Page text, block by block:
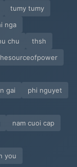
tumy tumy
nga
chu
thsh
gai
phi nguyet
nam cuoi cap
you